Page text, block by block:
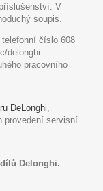
V
soupis.
telefonní číslo 608
delonghi-
pracovního
DeLonghi,
provedení servisní
Delonghi.